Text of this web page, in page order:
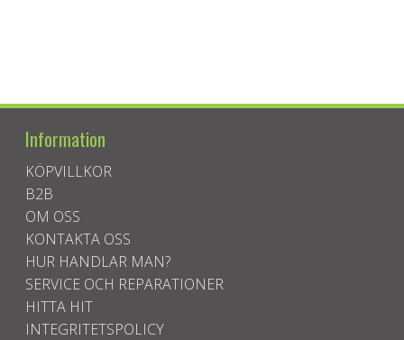
Information
KÖPVILLKOR
B2B
OM OSS
KONTAKTA OSS
HUR HANDLAR MAN?
SERVICE OCH REPARATIONER
HITTA HIT
INTEGRITETSPOLICY